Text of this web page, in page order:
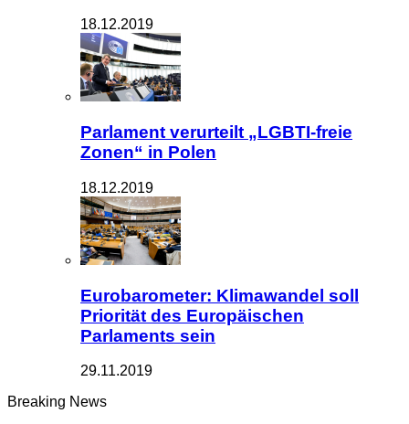
18.12.2019
Parlament verurteilt „LGBTI-freie
Zonen“ in Polen
18.12.2019
Eurobarometer: Klimawandel soll
Priorität des Europäischen
Parlaments sein
29.11.2019
Breaking News